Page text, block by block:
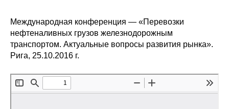
Издания
Проблемы прогнозирования
О журнале
Международная конференция — «Перевозки
нефтеналивных грузов железнодорожным
транспортом. Актуальные вопросы развития рынка».
Рига, 25.10.2016 г.